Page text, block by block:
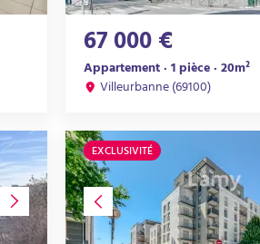
67 000 €
Appartement · 1 pièce · 20m²
Villeurbanne (69100)
EXCLUSIVITÉ